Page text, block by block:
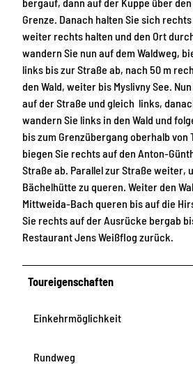
Grenze. Danach halten Sie sich
weiter rechts halten und den Ort
wandern Sie nun auf dem Waldweg,
links bis zur Straße ab, nach 50 m
den Wald, weiter bis Myslivny See.
auf der Straße und gleich links,
wandern Sie links in den Wald und
bis zum Grenzübergang oberhalb von
biegen Sie rechts auf den Anton-
Straße ab. Parallel zur Straße weiter,
Bächelhütte zu queren. Weiter den
Mittweida-Bach queren bis auf die
Sie rechts auf der Ausrücke bergab
Restaurant Jens Weißflog zurück.
Toureigenschaften
Einkehrmöglichkeit
Rundweg